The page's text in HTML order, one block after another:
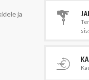
ja